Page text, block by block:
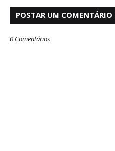
POSTAR UM COMENTÁRIO
0 Comentários